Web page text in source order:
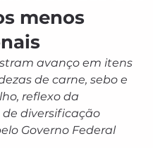
menos
avanço em itens
de carne, sebo e
reflexo da
diversificação
Governo Federal